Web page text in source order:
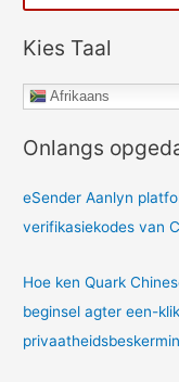
kortvideo's,
advertensies
Kies Taal
Afrikaans
Onlangs
eSender Aanlyn
verifikasiekodes van
Hoe ken Quark
beginsel agter een-